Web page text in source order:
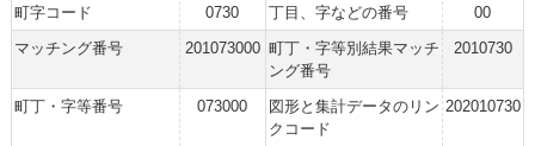
町字コード
0730 丁目、字などの番号
00
マッチング番号
201073000 町丁・字等別結果マッチ
ング番号
2010730
町丁・字等番号 073000
図形と集計データのリン
クコード
202010730